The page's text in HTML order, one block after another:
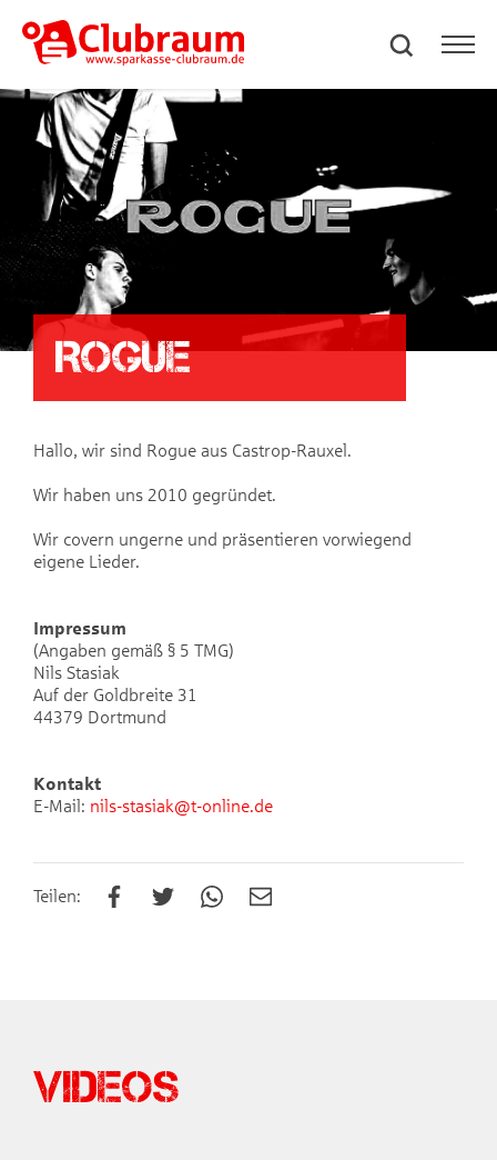
Rogue
Hallo, wir sind Rogue aus Castrop-Rauxel.
Wir haben uns 2010 gegründet.
Wir covern ungerne und präsentieren vorwiegend
eigene Lieder.
Impressum
(Angaben gemäß § 5 TMG)
Nils Stasiak
Auf der Goldbreite 31
44379 Dortmund
Kontakt
E-Mail: nils-stasiak@t-online.de
Teilen:
Videos